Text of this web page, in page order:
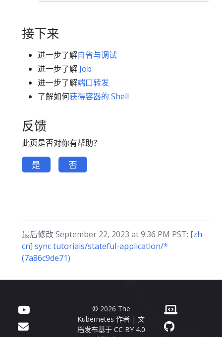
接下来
进一步了解自省与调试
进一步了解 Job
进一步了解端口转发
了解如何获得容器的 Shell
反馈
此页是否对你有帮助？
是 否
最后修改 September 22, 2023 at 9:36 PM PST: [zh-
cn] sync tutorials/stateful-application/*
(7a86c9de71)
© 2026 The
Kubernetes 作者 | 文
档发布基于 CC BY 4.0